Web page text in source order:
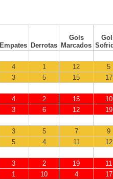
Empates Derrotas
Gols
Marcados
4 1 12
5
3 5 15
17
4 2 15
10
3 6 12
19
3 5 7
9
5 4 11
12
3 2 19
11
1 10 4
17